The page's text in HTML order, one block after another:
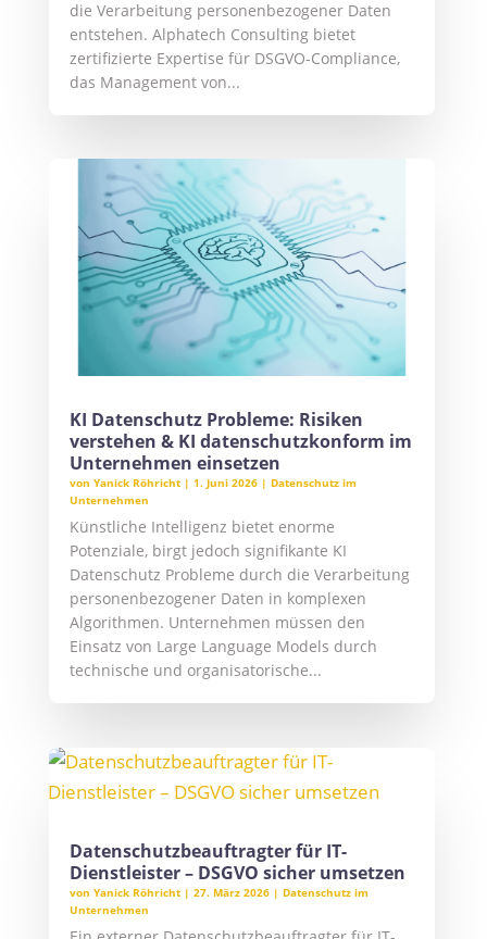
die Verarbeitung personenbezogener Daten
entstehen. Alphatech Consulting bietet
zertifizierte Expertise für DSGVO-Compliance,
das Management von...
KI Datenschutz Probleme: Risiken
verstehen & KI datenschutzkonform im
Unternehmen einsetzen
von Yanick Röhricht| 1. Juni 2026| Datenschutz im
Unternehmen
Künstliche Intelligenz bietet enorme
Potenziale, birgt jedoch signifikante KI
Datenschutz Probleme durch die Verarbeitung
personenbezogener Daten in komplexen
Algorithmen. Unternehmen müssen den
Einsatz von Large Language Models durch
technische und organisatorische...
Datenschutzbeauftragter für IT-
Dienstleister – DSGVO sicher umsetzen
von Yanick Röhricht| 27. März 2026| Datenschutz im
Unternehmen